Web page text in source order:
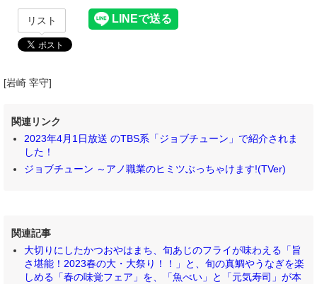
リスト
[岩崎 宰守]
関連リンク
2023年4月1日放送 のTBS系「ジョブチューン」で紹介されま
した！
ジョブチューン ～アノ職業のヒミツぶっちゃけます!(TVer)
関連記事
大切りにしたかつおやはまち、旬あじのフライが味わえる「旨
さ堪能！2023春の大・大祭り！！」と、旬の真鯛やうなぎを楽
しめる「春の味覚フェア」を、「魚べい」と「元気寿司」が本